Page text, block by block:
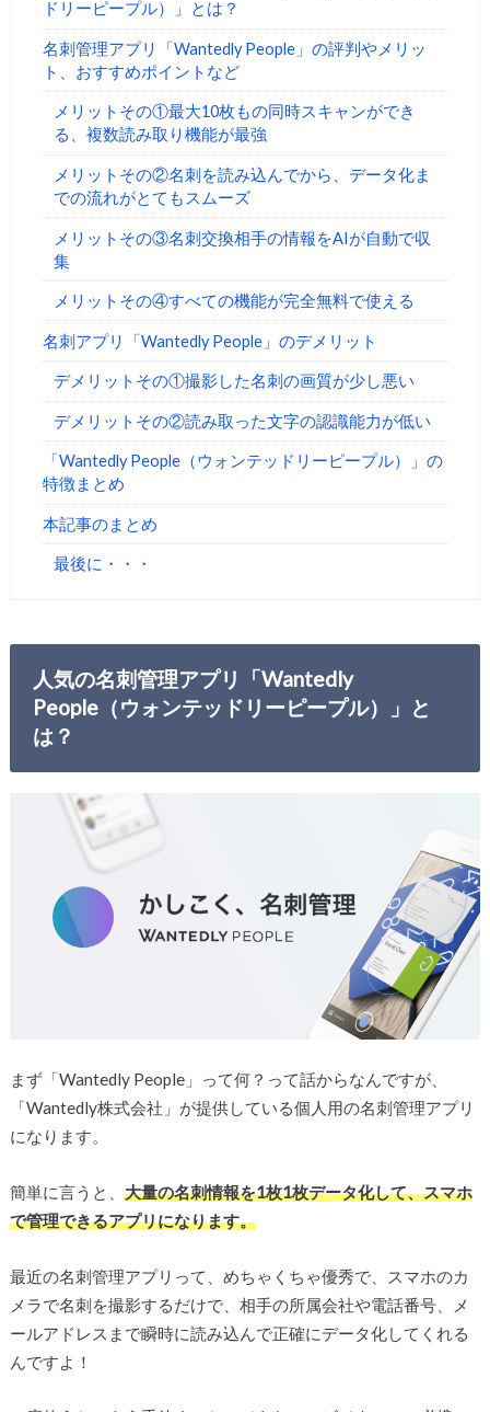
ドリーピープル）」とは？
名刺管理アプリ「Wantedly People」の評判やメリッ
ト、おすすめポイントなど
メリットその①最大10枚もの同時スキャンができ
る、複数読み取り機能が最強
メリットその②名刺を読み込んでから、データ化ま
での流れがとてもスムーズ
メリットその③名刺交換相手の情報をAIが自動で収
集
メリットその④すべての機能が完全無料で使える
名刺アプリ「Wantedly People」のデメリット
デメリットその①撮影した名刺の画質が少し悪い
デメリットその②読み取った文字の認識能力が低い
「Wantedly People（ウォンテッドリーピープル）」の
特徴まとめ
本記事のまとめ
最後に・・・
人気の名刺管理アプリ「Wantedly
People（ウォンテッドリーピープル）」と
は？
まず「Wantedly People」って何？って話からなんですが、
「Wantedly株式会社」が提供している個人用の名刺管理アプリ
になります。
簡単に言うと、 大量の名刺情報を1枚1枚データ化して、スマホ
で管理できるアプリになります。
最近の名刺管理アプリって、めちゃくちゃ優秀で、スマホのカ
メラで名刺を撮影するだけで、相手の所属会社や電話番号、メ
ールアドレスまで瞬時に読み込んで正確にデータ化してくれる
んですよ！